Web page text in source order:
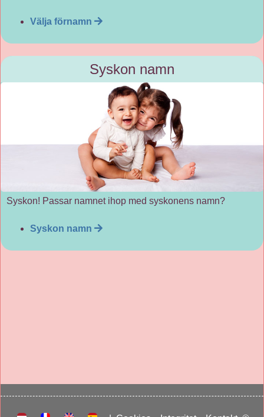
Välja förnamn
Syskon namn
Syskon! Passar namnet ihop med syskonens namn?
Syskon namn